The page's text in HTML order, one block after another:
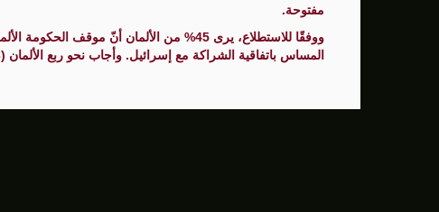
مفتوحة.
المساس باتفاقية الشراكة مع إسرائيل. وأجاب نحو ربع الألمان (23%) بـ”لا أعرف” على هذا السؤال.